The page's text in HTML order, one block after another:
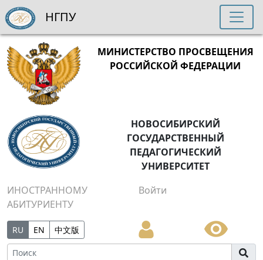
МИНИСТЕРСТВО ПРОСВЕЩЕНИЯ
РОССИЙСКОЙ ФЕДЕРАЦИИ
НОВОСИБИРСКИЙ
ГОСУДАРСТВЕННЫЙ
ПЕДАГОГИЧЕСКИЙ
УНИВЕРСИТЕТ
ИНОСТРАННОМУ
АБИТУРИЕНТУ
Войти
RU EN 中文版
НГПУ